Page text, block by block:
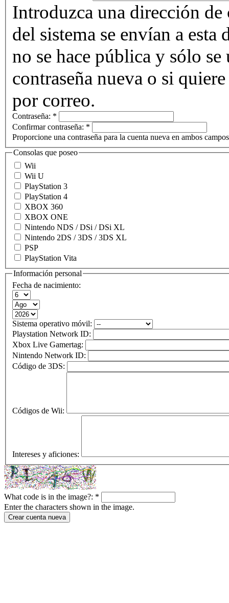
Introduzca una dirección
del sistema se envían a
no se hace pública y sólo
contraseña nueva o si
por correo.
Contraseña: *
Confirmar contraseña: *
Proporcione una contraseña para la cuenta nueva en ambos
Consolas que poseo
Wii
Wii U
PlayStation 3
PlayStation 4
XBOX 360
XBOX ONE
Nintendo NDS / DSi / DSi XL
Nintendo 2DS / 3DS / 3DS XL
PSP
PlayStation Vita
Información personal
Fecha de nacimiento:
Sistema operativo móvil:
Playstation Network ID:
Xbox Live Gamertag:
Nintendo Network ID:
Código de 3DS:
Códigos de Wii:
Intereses y aficiones:
What code is in the image?: *
Enter the characters shown in the image.